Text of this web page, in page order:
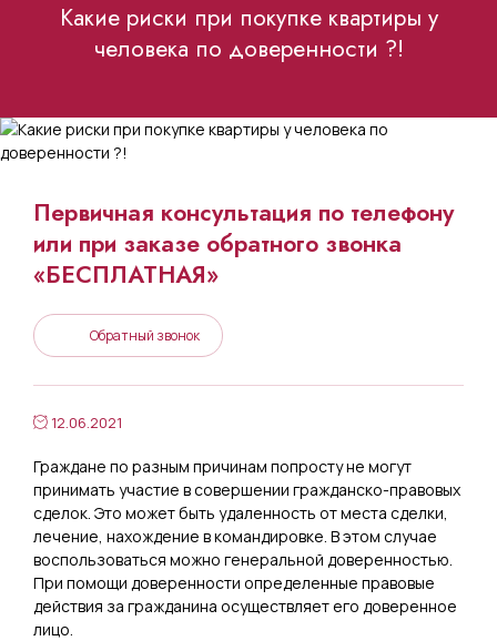
Какие риски при покупке квартиры у
человека по доверенности ?!
Первичная консультация по телефону
или при заказе обратного звонка
«БЕСПЛАТНАЯ»
Обратный звонок
12.06.2021
Граждане по разным причинам попросту не могут
принимать участие в совершении гражданско-правовых
сделок. Это может быть удаленность от места сделки,
лечение, нахождение в командировке. В этом случае
воспользоваться можно генеральной доверенностью.
При помощи доверенности определенные правовые
действия за гражданина осуществляет его доверенное
лицо.